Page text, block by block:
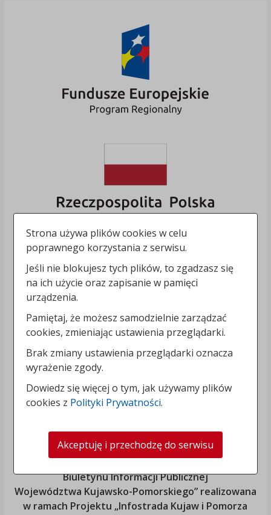
„Rozbudowa i modernizacja Systemu Regionalnego
Biuletynu Informacji Publicznej
Województwa Kujawsko-Pomorskiego” realizowana
w ramach Projektu „Infostrada Kujaw i Pomorza
Strona używa plików cookies w celu
poprawnego korzystania z serwisu.
Jeśli nie blokujesz tych plików, to zgadzasz się
na ich użycie oraz zapisanie w pamięci
urządzenia.
Pamiętaj, że możesz samodzielnie zarządzać
cookies, zmieniając ustawienia przeglądarki.
Brak zmiany ustawienia przeglądarki oznacza
wyrażenie zgody.
Dowiedz się więcej o tym, jak używamy plików
cookies z Polityki Prywatności.
Akceptuję i przechodzę do serwisu